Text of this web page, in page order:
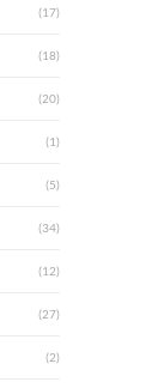
(17)
(18)
(20)
(1)
(5)
(34)
(12)
(27)
(2)